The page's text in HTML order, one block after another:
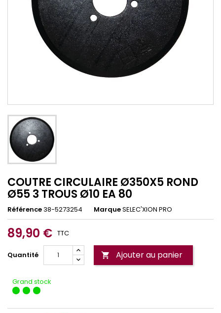
COUTRE CIRCULAIRE Ø350X5 ROND
Ø55 3 TROUS Ø10 EA 80
Référence38-5273254 MarqueSELEC'XION PRO
89,90 € TTC
Quantité  Ajouter au panier
Grand stock